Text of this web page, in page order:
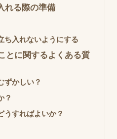
れる際の準備
ち入れないようにする
とに関するよくある質
ずかしい？
？
うすればよいか？